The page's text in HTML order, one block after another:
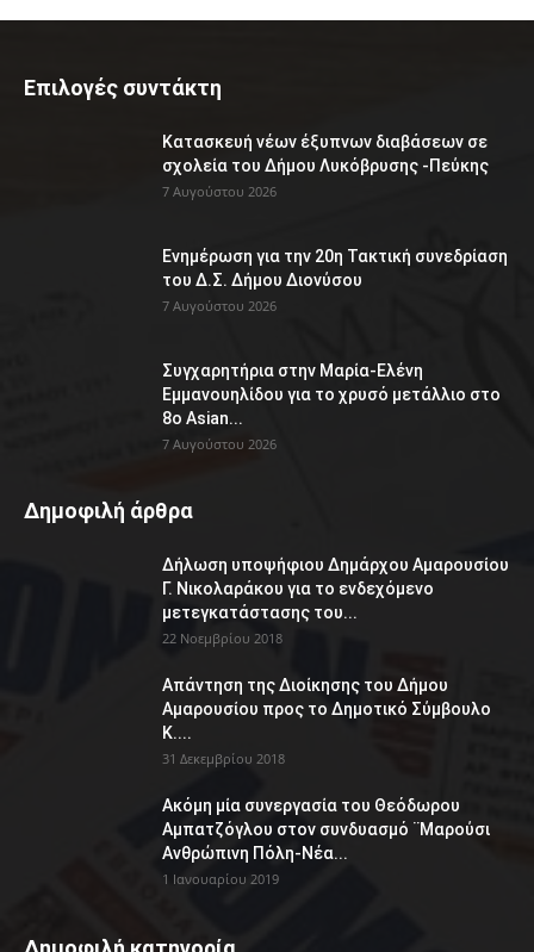
Επιλογές συντάκτη
Κατασκευή νέων έξυπνων διαβάσεων σε
σχολεία του Δήμου Λυκόβρυσης -Πεύκης
7 Αυγούστου 2026
Ενημέρωση για την 20η Τακτική συνεδρίαση
του Δ.Σ. Δήμου Διονύσου
7 Αυγούστου 2026
Συγχαρητήρια στην Μαρία-Ελένη
Εμμανουηλίδου για το χρυσό μετάλλιο στο
8ο Asian...
7 Αυγούστου 2026
Δημοφιλή άρθρα
Δήλωση υποψήφιου Δημάρχου Αμαρουσίου
Γ. Νικολαράκου για το ενδεχόμενο
μετεγκατάστασης του...
22 Νοεμβρίου 2018
Απάντηση της Διοίκησης του Δήμου
Αμαρουσίου προς το Δημοτικό Σύμβουλο
Κ....
31 Δεκεμβρίου 2018
Ακόμη μία συνεργασία του Θεόδωρου
Αμπατζόγλου στον συνδυασμό ¨Μαρούσι
Ανθρώπινη Πόλη-Νέα...
1 Ιανουαρίου 2019